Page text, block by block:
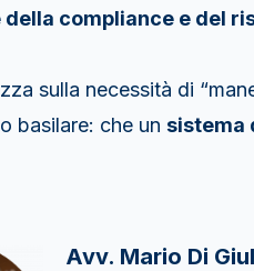
della compliance e del
sulla necessità di
basilare: che un sistema
Avv. Mario Di